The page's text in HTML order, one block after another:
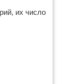
их число